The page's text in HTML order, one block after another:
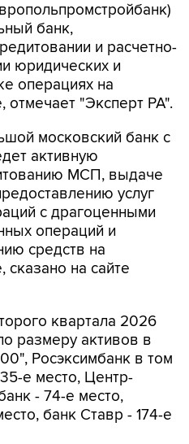
банк,
и расчетно-
юридических и
операциях на
"Эксперт РА".
московский банк с
активную
МСП, выдаче
услуг
с драгоценными
операций и
средств на
на сайте
квартала 2026
размеру активов в
Росэксимбанк в том
е место, Центр-
- 74-е место,
банк Ставр - 174-е